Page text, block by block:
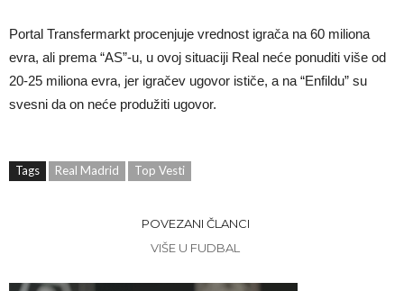
Portal Transfermarkt procenjuje vrednost igrača na 60 miliona
evra, ali prema “AS”-u, u ovoj situaciji Real neće ponuditi više od
20-25 miliona evra, jer igračev ugovor ističe, a na “Enfildu” su
svesni da on neće produžiti ugovor.
Tags Real Madrid Top Vesti
POVEZANI ČLANCI
VIŠE U FUDBAL